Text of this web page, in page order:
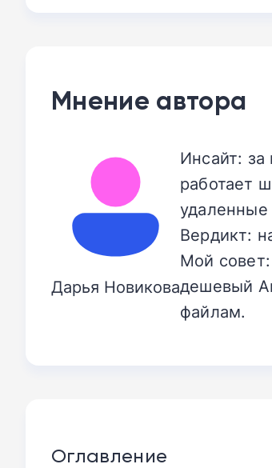
Мнение автора
Дарья Новикова
Инсайт:
работает
удаленные
Вердикт:
Мой
дешевый
файлам.
Оглавление